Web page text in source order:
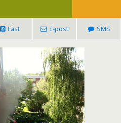
Fäst E-post SMS